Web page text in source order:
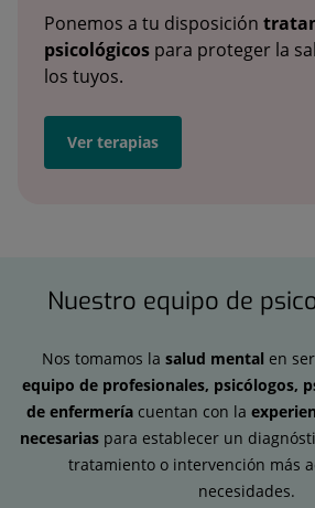
Ponemos a tu disposición
psicológicos para proteger la
los tuyos.
Ver terapias
Nuestro equipo de
Nos tomamos la salud mental en
equipo de profesionales, psicólogos,
de enfermería cuentan con la
necesariaspara establecer un
tratamiento o intervención más
necesidades.